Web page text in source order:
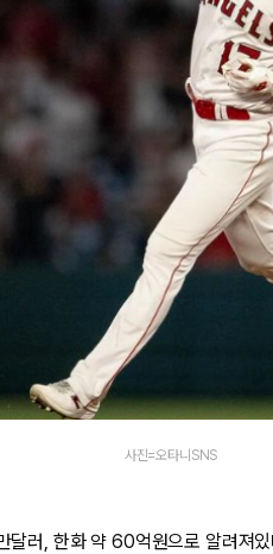
사진=오타니SNS
달러, 한화 약 60억원으로 알려져